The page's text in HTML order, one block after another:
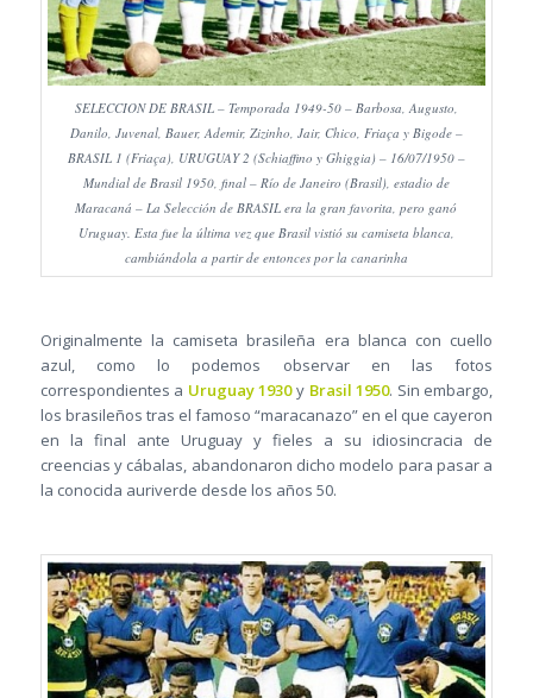
SELECCION DE BRASIL – Temporada 1949-50 – Barbosa, Augusto,
Danilo, Juvenal, Bauer, Ademir, Zizinho, Jair, Chico, Friaça y Bigode –
BRASIL 1 (Friaça), URUGUAY 2 (Schiaffino y Ghiggia) – 16/07/1950 –
Mundial de Brasil 1950, final – Río de Janeiro (Brasil), estadio de
Maracaná – La Selección de BRASIL era la gran favorita, pero ganó
Uruguay. Esta fue la última vez que Brasil vistió su camiseta blanca,
cambiándola a partir de entonces por la canarinha
Originalmente la camiseta brasileña era blanca con cuello
azul, como lo podemos observar en las fotos
correspondientes a Uruguay 1930y Brasil 1950. Sin embargo,
los brasileños tras el famoso “maracanazo” en el que cayeron
en la final ante Uruguay y fieles a su idiosincracia de
creencias y cábalas, abandonaron dicho modelo para pasar a
la conocida auriverde desde los años 50.